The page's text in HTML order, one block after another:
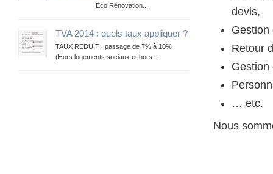
devis,
Gestion
Retour
Gestion
… etc.
Nous
Eco Rénovation...
TVA 2014 : quels taux appliquer ?
TAUX REDUIT : passage de 7% à 10%
(Hors logements sociaux et hors...